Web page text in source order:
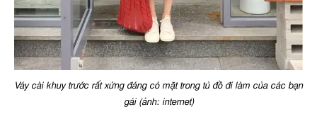
Váy cài khuy trước rất xứng đáng có mặt trong tủ đồ đi làm của các bạn
gái (ảnh: internet)